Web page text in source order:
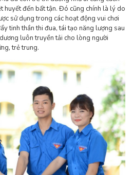
huyết đến bất tận. Đó cũng chính là lý do
sử dụng trong các hoạt động vui chơi
tinh thần thi đua, tái tạo năng lượng sau
luôn truyền tải cho lòng người
trẻ trung.